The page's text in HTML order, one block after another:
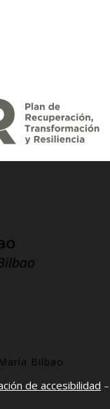
Bilbao
de accesibilidad